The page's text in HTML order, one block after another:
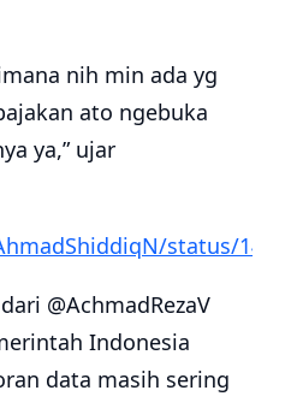
nih min ada yg
ato ngebuka
ya,” ujar
status/
@AchmadRezaV
Indonesia
data masih sering